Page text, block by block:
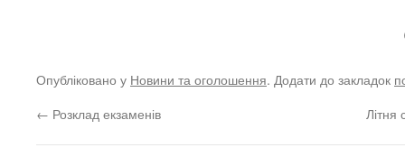
Опубліковано у Новини та оголошення. Додати до закладок
← Розклад екзаменів Літня